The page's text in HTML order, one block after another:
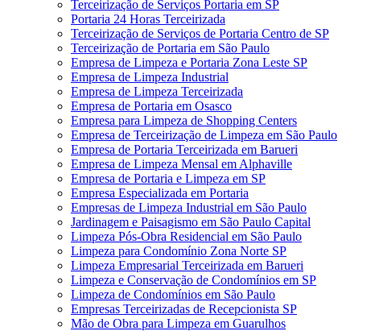
Terceirização de Serviços Portaria em SP
Portaria 24 Horas Terceirizada
Terceirização de Serviços de Portaria Centro de SP
Terceirização de Portaria em São Paulo
Empresa de Limpeza e Portaria Zona Leste SP
Empresa de Limpeza Industrial
Empresa de Limpeza Terceirizada
Empresa de Portaria em Osasco
Empresa para Limpeza de Shopping Centers
Empresa de Terceirização de Limpeza em São Paulo
Empresa de Portaria Terceirizada em Barueri
Empresa de Limpeza Mensal em Alphaville
Empresa de Portaria e Limpeza em SP
Empresa Especializada em Portaria
Empresas de Limpeza Industrial em São Paulo
Jardinagem e Paisagismo em São Paulo Capital
Limpeza Pós-Obra Residencial em São Paulo
Limpeza para Condomínio Zona Norte SP
Limpeza Empresarial Terceirizada em Barueri
Limpeza e Conservação de Condomínios em SP
Limpeza de Condomínios em São Paulo
Empresas Terceirizadas de Recepcionista SP
Mão de Obra para Limpeza em Guarulhos